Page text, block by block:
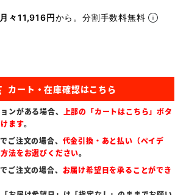
月々11,916円から。分割手数料無料
ンがある場合、 上部の「カートはこちら」ボタ
ます。
ご注文の場合、 代金引換・あと払い（ペイデ
法をお選びください。
ご注文の場合、 お届け希望日を承ることができ